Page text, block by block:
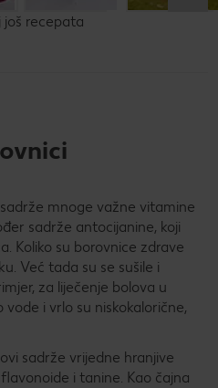
još recepata
mnoge važne vitamine
sadrže antocijanine, koji
Koliko su borovnice zdrave
Već tada su se sušile i
za liječenje bolova u
i vrlo su niskokalorične,
sadrže vrijedne hranjive
i tanine. Kao čajna